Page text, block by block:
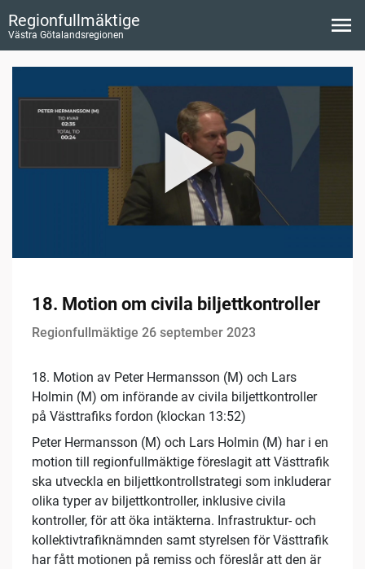
Regionfullmäktige
Västra Götalandsregionen
18. Motion om civila biljettkontroller
Regionfullmäktige 26 september 2023
18. Motion av Peter Hermansson (M) och Lars
Holmin (M) om införande av civila biljettkontroller
på Västtrafiks fordon (klockan 13:52)
Peter Hermansson (M) och Lars Holmin (M) har i en
motion till regionfullmäktige föreslagit att Västtrafik
ska utveckla en biljettkontrollstrategi som inkluderar
olika typer av biljettkontroller, inklusive civila
kontroller, för att öka intäkterna. Infrastruktur- och
kollektivtrafiknämnden samt styrelsen för Västtrafik
har fått motionen på remiss och föreslår att den är